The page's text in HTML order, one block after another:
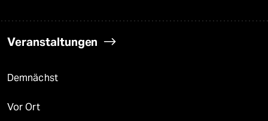
Veranstaltungen
Demnächst
Vor Ort